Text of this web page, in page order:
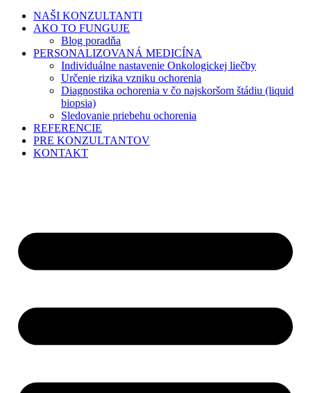
NAŠI KONZULTANTI
AKO TO FUNGUJE
Blog poradňa
PERSONALIZOVANÁ MEDICÍNA
Individuálne nastavenie Onkologickej liečby
Určenie rizika vzniku ochorenia
Diagnostika ochorenia v čo najskoršom štádiu (liquid
biopsia)
Sledovanie priebehu ochorenia
REFERENCIE
PRE KONZULTANTOV
KONTAKT